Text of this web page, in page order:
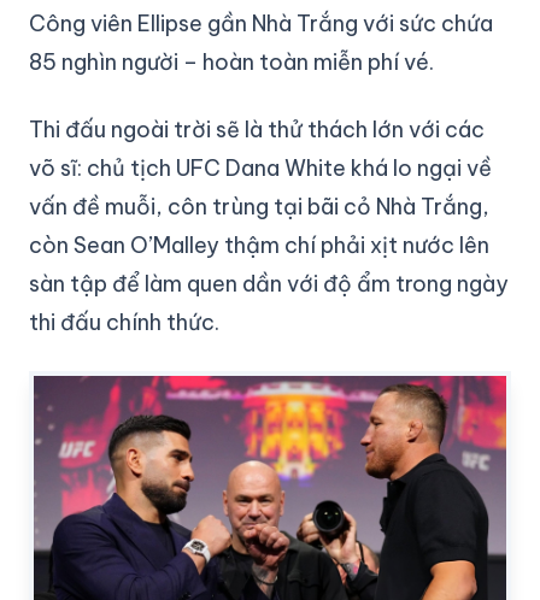
Công viên Ellipse gần Nhà Trắng với sức chứa
85 nghìn người – hoàn toàn miễn phí vé.
Thi đấu ngoài trời sẽ là thử thách lớn với các
võ sĩ: chủ tịch UFC Dana White khá lo ngại về
vấn đề muỗi, côn trùng tại bãi cỏ Nhà Trắng,
còn Sean O’Malley thậm chí phải xịt nước lên
sàn tập để làm quen dần với độ ẩm trong ngày
thi đấu chính thức.